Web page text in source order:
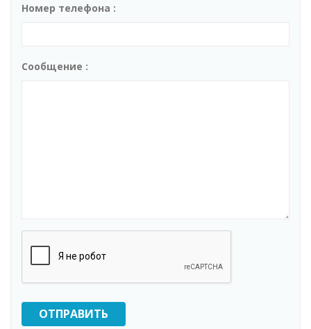
Номер телефона :
Сообщение :
ОТПРАВИТЬ